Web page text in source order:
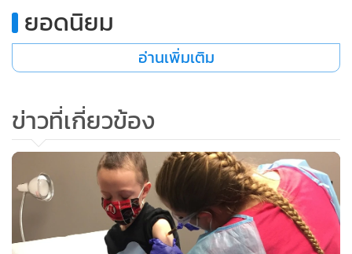
ติดเชื้อรายใหม่รายวันเพิ่มอีกเกือบ 370,000 คน และเสียชีวิต
เพิ่มอีกกว่า 3,700 ราย
ระบบสาธารณสุขของอินเดียอยู่บนขอบเหวของการล่มสลาย
และพวกผู้เชี่ยวชาญบอกว่าตัวเลขผู้ติดเชื้อและเสียชีวิตอย่างเป็น
ทางการนั้น น้อยกว่าตัวเลขที่แท้จริงหลายเท่า
ก่อนหน้านี้ เคยมีความกังวลมากพักใหญ่เกี่ยวกับตัวกลายพันธุ์
B.1.617 ซึ่งมีสายพันธุ์ย่อยหลายสายพันธุ์ มีการกลายพันธุ์และ
ลักษณะจำเพาะต่างกันเล็กน้อย ว่าอาจเป็นตัวส่งเสริมการแพร่
ยอดนิยม
อ่านเพิ่มเติม
ข่าวที่เกี่ยวข้อง